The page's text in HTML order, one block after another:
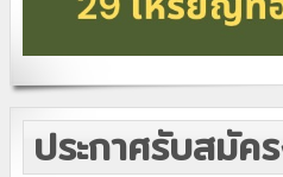
ประกาศรับสมัค